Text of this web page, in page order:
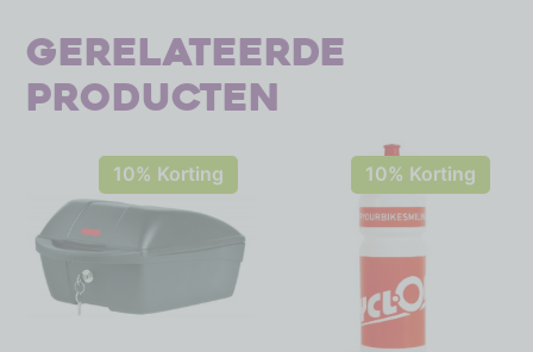
Gerelateerde
producten
10% Korting 10% Korting